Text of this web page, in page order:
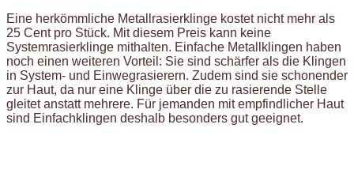
Eine herkömmliche Metallrasierklinge kostet nicht mehr als
25 Cent pro Stück. Mit diesem Preis kann keine
Systemrasierklinge mithalten. Einfache Metallklingen haben
noch einen weiteren Vorteil: Sie sind schärfer als die Klingen
in System- und Einwegrasierern. Zudem sind sie schonender
zur Haut, da nur eine Klinge über die zu rasierende Stelle
gleitet anstatt mehrere. Für jemanden mit empfindlicher Haut
sind Einfachklingen deshalb besonders gut geeignet.